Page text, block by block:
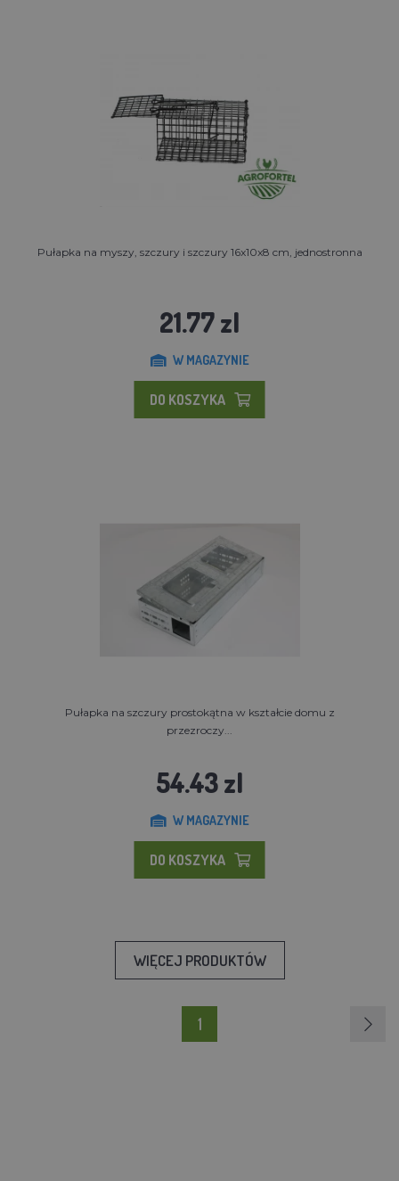
Pułapka na myszy, szczury i szczury 16x10x8 cm, jednostronna
21.77 zl
W MAGAZYNIE
DO KOSZYKA
Pułapka na szczury prostokątna w kształcie domu z
przezroczy...
54.43 zl
W MAGAZYNIE
DO KOSZYKA
WIĘCEJ PRODUKTÓW
1